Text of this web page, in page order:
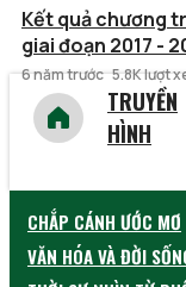
Kết quả chương
giai đoạn 2017 -
6 năm trước 5.8K lượt
TRUYỀN
HÌNH
CHẮP CÁNH ƯỚC MƠ
VĂN HÓA VÀ ĐỜI